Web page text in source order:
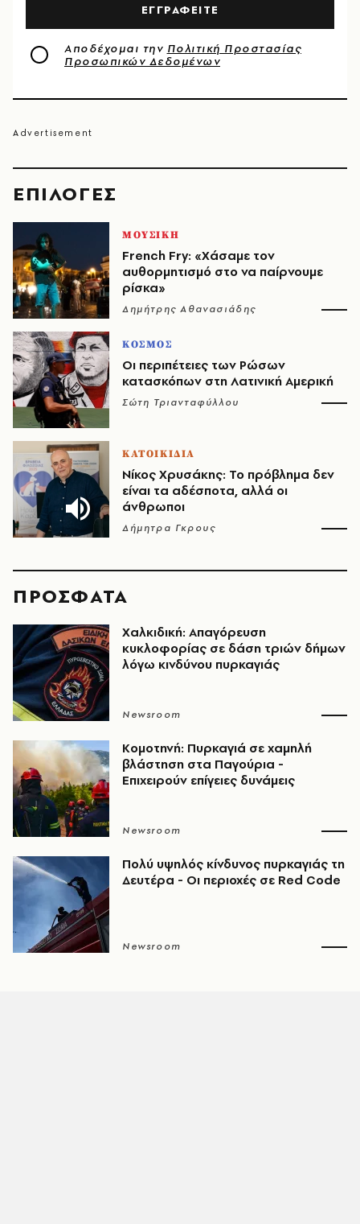
EΠΙΛΟΓΈΣ
ΜΟΥΣΙΚΗ
French Fry: «Χάσαμε τον
αυθορμητισμό στο να παίρνουμε
ρίσκα»
Δημήτρης Αθανασιάδης
ΚΟΣΜΟΣ
Οι περιπέτειες των Ρώσων
κατασκόπων στη Λατινική Αμερική
Σώτη Τριανταφύλλου
ΚΑΤΟΙΚΙΔΙΑ
Νίκος Χρυσάκης: Το πρόβλημα δεν
είναι τα αδέσποτα, αλλά οι
άνθρωποι
Δήμητρα Γκρους
ΕΓΓΡΑΦΕΙΤΕ
Αποδέχομαι την Πολιτική Προστασίας
Προσωπικών Δεδομένων
ΠΡΟΣΦΑΤΑ
Χαλκιδική: Απαγόρευση
κυκλοφορίας σε δάση τριών δήμων
λόγω κινδύνου πυρκαγιάς
Newsroom
Κομοτηνή: Πυρκαγιά σε χαμηλή
βλάστηση στα Παγούρια -
Επιχειρούν επίγειες δυνάμεις
Newsroom
Πολύ υψηλός κίνδυνος πυρκαγιάς τη
Δευτέρα - Οι περιοχές σε Red Code
Newsroom